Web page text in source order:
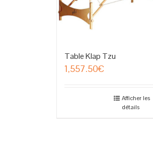
Table Klap Tzu
1,557.50€
Afficher les
détails